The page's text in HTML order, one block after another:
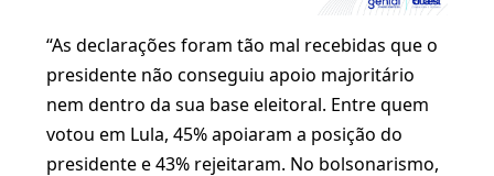
“As declarações foram tão mal recebidas que o
presidente não conseguiu apoio majoritário
nem dentro da sua base eleitoral. Entre quem
votou em Lula, 45% apoiaram a posição do
presidente e 43% rejeitaram. No bolsonarismo,